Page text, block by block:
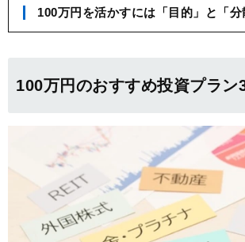
100万円を活かすには「目的」と「
100万円のおすすめ投資プラン